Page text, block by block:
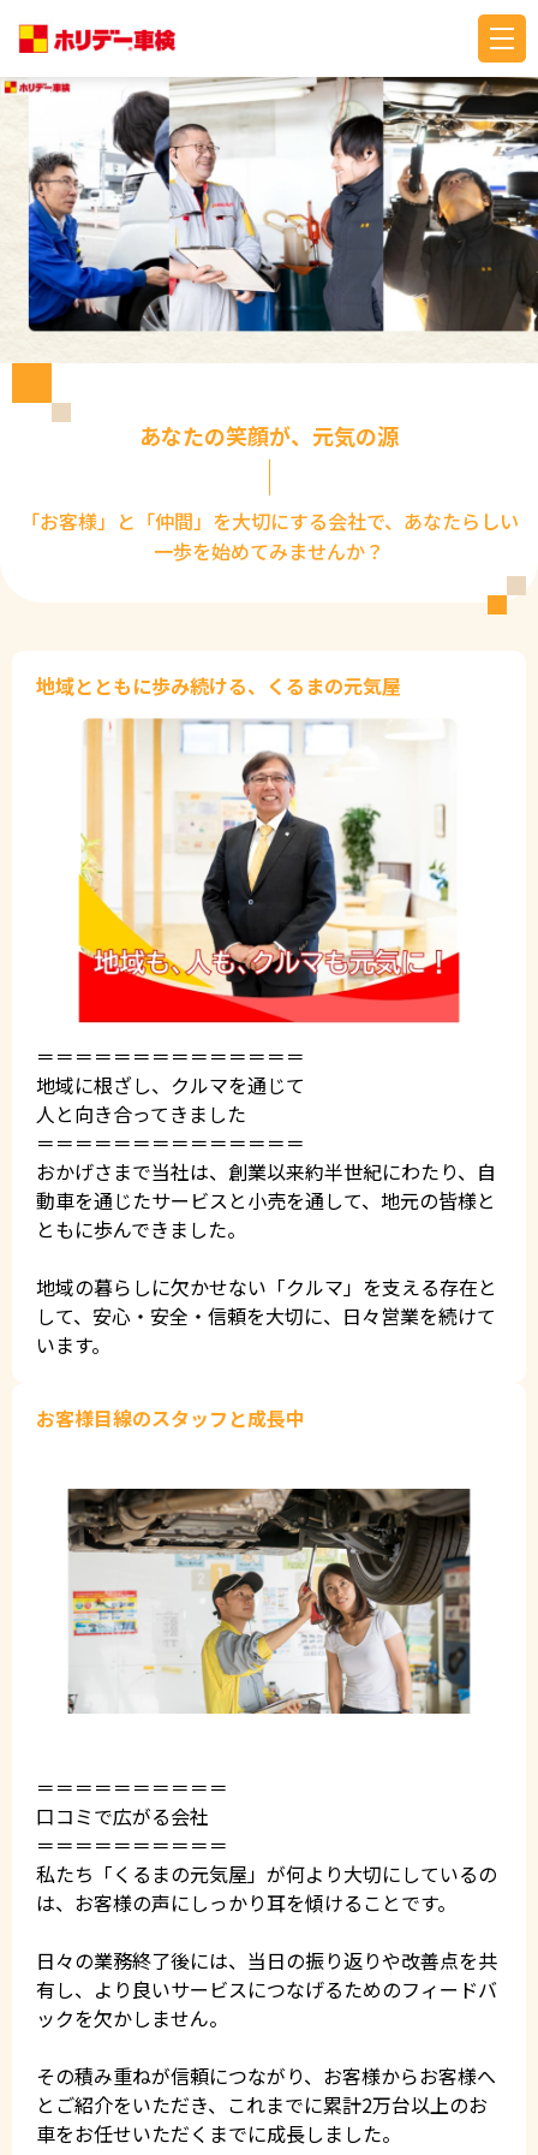
あなたの笑顔が、元気の源
「お客様」と「仲間」を大切にする会社で、あなたらしい
一歩を始めてみませんか？
地域とともに歩み続ける、くるまの元気屋
＝＝＝＝＝＝＝＝＝＝＝＝＝＝
地域に根ざし、クルマを通じて
人と向き合ってきました
＝＝＝＝＝＝＝＝＝＝＝＝＝＝
おかげさまで当社は、創業以来約半世紀にわたり、自
動車を通じたサービスと小売を通して、地元の皆様と
ともに歩んできました。
地域の暮らしに欠かせない「クルマ」を支える存在と
して、安心・安全・信頼を大切に、日々営業を続けて
います。
お客様目線のスタッフと成長中
＝＝＝＝＝＝＝＝＝＝
口コミで広がる会社
＝＝＝＝＝＝＝＝＝＝
私たち「くるまの元気屋」が何より大切にしているの
は、お客様の声にしっかり耳を傾けることです。
日々の業務終了後には、当日の振り返りや改善点を共
有し、より良いサービスにつなげるためのフィードバ
ックを欠かしません。
その積み重ねが信頼につながり、お客様からお客様へ
とご紹介をいただき、これまでに累計2万台以上のお
車をお任せいただくまでに成長しました。